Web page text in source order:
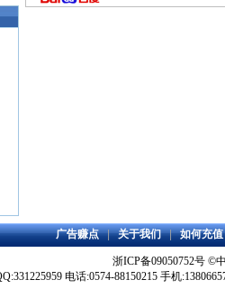
广告赚点|关于我们|如何充值
浙ICP备09050752号 ©
电话:0574-88150215 手机